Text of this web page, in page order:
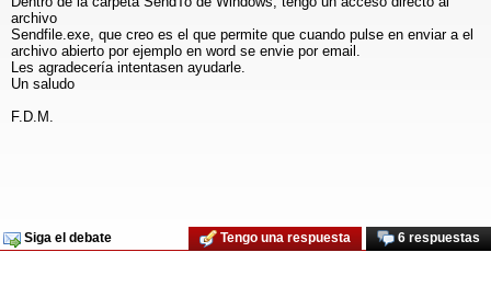
archivo
Sendfile.exe, que creo es el que permite que cuando pulse en enviar a el
archivo abierto por ejemplo en word se envie por email.
Les agradecería intentasen ayudarle.
Un saludo
F.D.M.
Siga el debate 6 respuestas
Tengo una respuesta